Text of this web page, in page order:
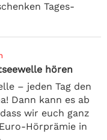
Tages-
hören
– jeden Tag den
Dann kann es ab
wir euch ganz
Hörprämie in